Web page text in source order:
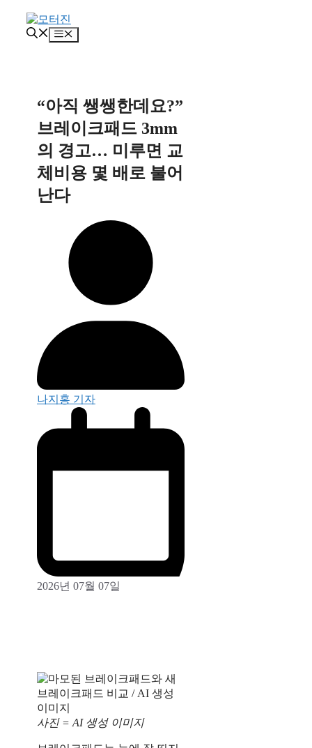
메
“아직 쌩쌩한데요?”
브레이크패드 3mm
의 경고… 미루면 교
체비용 몇 배로 불어
난다
나지홍 기자
2026년 07월 07일
사진 = AI 생성 이미지